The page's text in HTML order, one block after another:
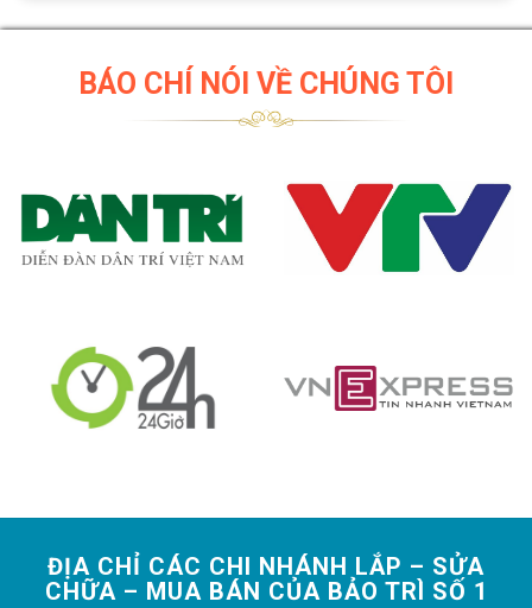
BÁO CHÍ NÓI VỀ CHÚNG TÔI
ĐỊA CHỈ CÁC CHI NHÁNH LẮP – SỬA
CHỮA – MUA BÁN CỦA BẢO TRÌ SỐ 1